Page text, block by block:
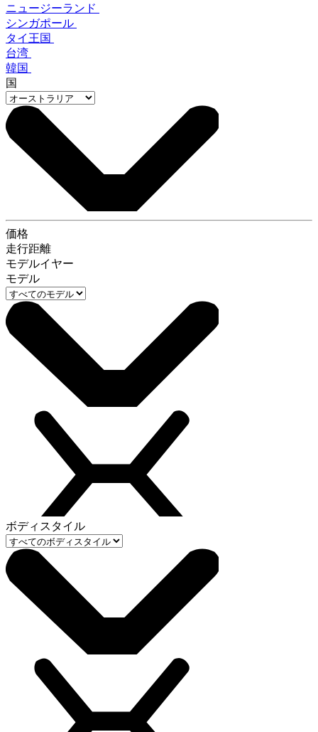
ニュージーランド
シンガポール
タイ王国
台湾
韓国
国
価格
走行距離
モデルイヤー
モデル
ボディスタイル